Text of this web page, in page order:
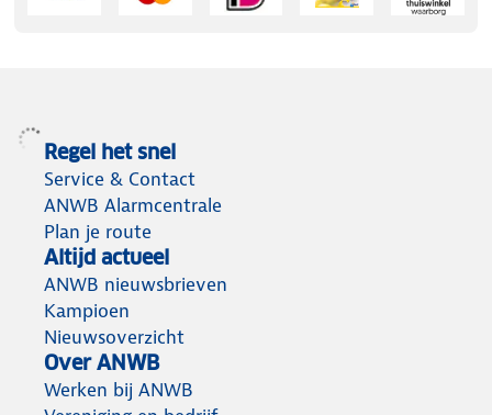
Regel het snel
Service & Contact
ANWB Alarmcentrale
Plan je route
Altijd actueel
ANWB nieuwsbrieven
Kampioen
Nieuwsoverzicht
Over ANWB
Werken bij ANWB